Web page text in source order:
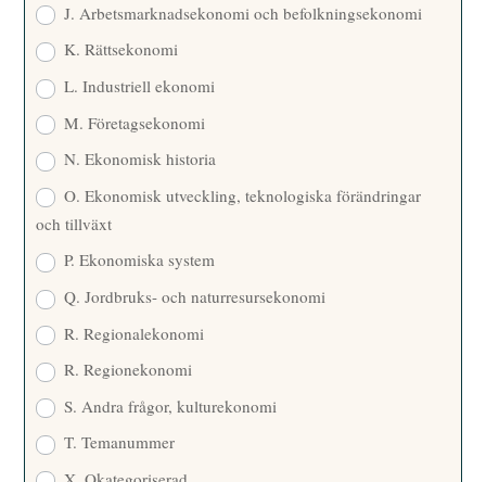
J. Arbetsmarknadsekonomi och befolkningsekonomi
K. Rättsekonomi
L. Industriell ekonomi
M. Företagsekonomi
N. Ekonomisk historia
O. Ekonomisk utveckling, teknologiska förändringar
och tillväxt
P. Ekonomiska system
Q. Jordbruks- och naturresursekonomi
R. Regionalekonomi
R. Regionekonomi
S. Andra frågor, kulturekonomi
T. Temanummer